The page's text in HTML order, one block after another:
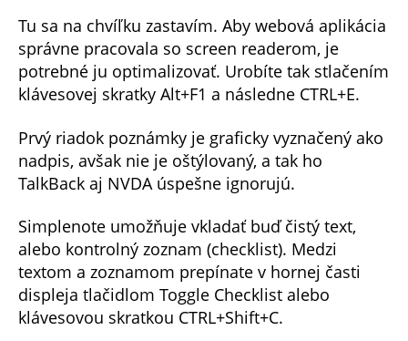
Tu sa na chvíľku zastavím. Aby webová aplikácia
správne pracovala so screen readerom, je
potrebné ju optimalizovať. Urobíte tak stlačením
klávesovej skratky Alt+F1 a následne CTRL+E.
Prvý riadok poznámky je graficky vyznačený ako
nadpis, avšak nie je oštýlovaný, a tak ho
TalkBack aj NVDA úspešne ignorujú.
Simplenote umožňuje vkladať buď čistý text,
alebo kontrolný zoznam (checklist). Medzi
textom a zoznamom prepínate v hornej časti
displeja tlačidlom Toggle Checklist alebo
klávesovou skratkou CTRL+Shift+C.